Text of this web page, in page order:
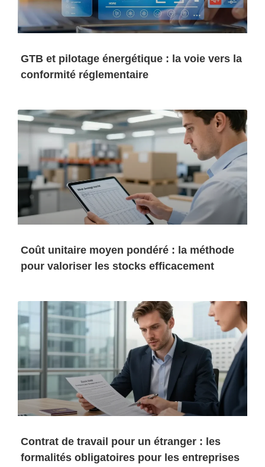
GTB et pilotage énergétique : la voie vers la
conformité réglementaire
Coût unitaire moyen pondéré : la méthode
pour valoriser les stocks efficacement
Contrat de travail pour un étranger : les
formalités obligatoires pour les entreprises